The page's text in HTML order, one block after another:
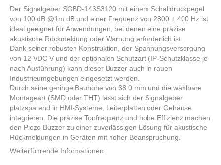
Der Signalgeber SGBD-143S3120 mit einem Schalldruckpegel
von 100 dB @1m dB und einer Frequenz von 2800 ± 400 Hz ist
ideal geeignet für Anwendungen, bei denen eine präzise
akustische Rückmeldung oder Warnung erforderlich ist.
Dank seiner robusten Konstruktion, der Spannungsversorgung
von 12 VDC V und der optionalen Schutzart (IP-Schutzklasse je
nach Ausführung) kann dieser Buzzer auch in rauen
Industrieumgebungen eingesetzt werden.
Durch seine geringe Bauhöhe von 38.0 mm und die wählbare
Montageart (SMD oder THT) lässt sich der Signalgeber
platzsparend in HMI-Systeme, Leiterplatten oder Gehäuse
integrieren. Die präzise Tonfrequenz und hohe Effizienz machen
den Piezo Buzzer zu einer zuverlässigen Lösung für akustische
Rückmeldungen in Geräten mit hoher Beanspruchung.
Weiterführende Informationen